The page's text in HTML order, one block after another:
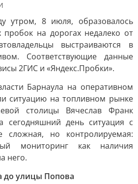
утром, 8 июля, образовалось
пробок на дорогах недалеко от
выстраиваются в
Соответствующие данные
2ГИС и «Яндекс.Пробки».
Барнаула на оперативном
ситуацию на топливном рынке
столицы Вячеслав Франк
сегодняшний день ситуация с
но контролируемая:
мониторинг как наличия
него.
до улицы Попова